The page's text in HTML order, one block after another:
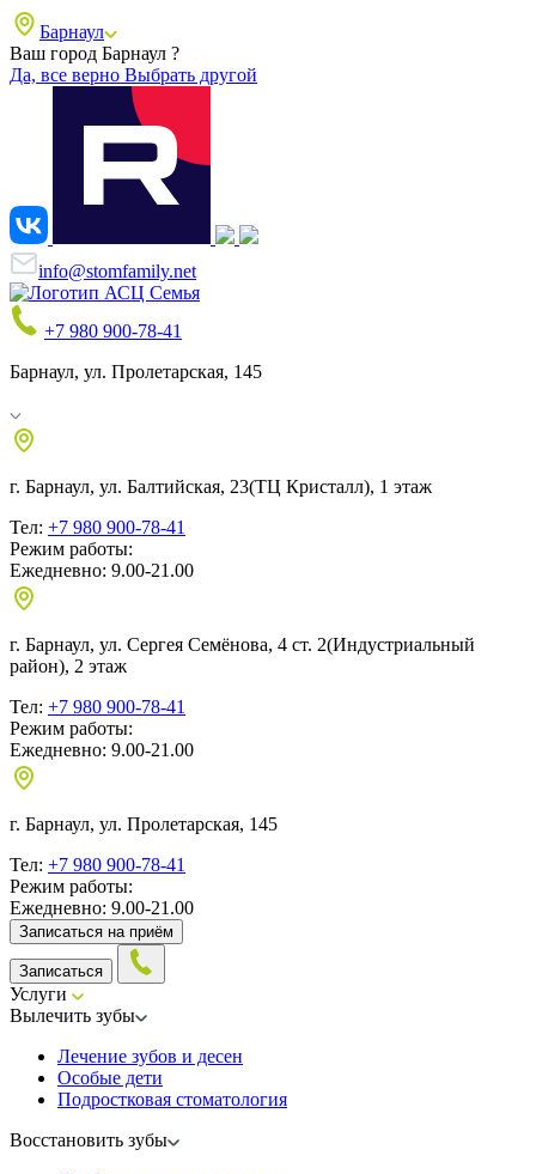
Барнаул
Ваш город Барнаул ?
Да, все верно Выбрать другой
info@stomfamily.net
+7 980 900-78-41
Барнаул, ул. Пролетарская, 145
г. Барнаул, ул. Балтийская, 23(ТЦ Кристалл), 1 этаж
Тел: +7 980 900-78-41
Режим работы:
Ежедневно: 9.00-21.00
г. Барнаул, ул. Сергея Семёнова, 4 ст. 2(Индустриальный
район), 2 этаж
Тел: +7 980 900-78-41
Режим работы:
Ежедневно: 9.00-21.00
г. Барнаул, ул. Пролетарская, 145
Тел: +7 980 900-78-41
Режим работы:
Ежедневно: 9.00-21.00
Записаться на приём
Записаться
Услуги
Вылечить зубы
Лечение зубов и десен
Особые дети
Подростковая стоматология
Восстановить зубы